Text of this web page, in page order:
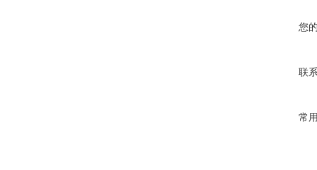
您
联
常